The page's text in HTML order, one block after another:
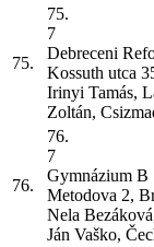
75.
75.
7
Debreceni
Kossuth utca
Irinyi Tamás,
Zoltán,
76.
76.
7
Gymnázium B
Metodova 2,
Nela
Ján Vaško,